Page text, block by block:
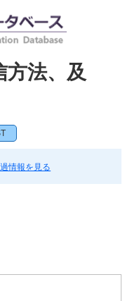
法、及
情報を見る